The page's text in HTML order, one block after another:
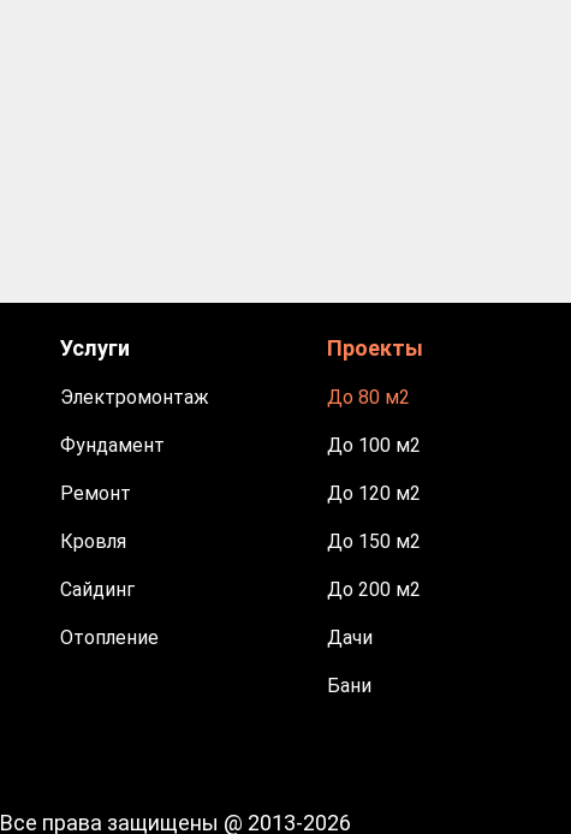
Услуги
Электромонтаж
Фундамент
Ремонт
Кровля
Сайдинг
Отопление
Проекты
До 80 м2
До 100 м2
До 120 м2
До 150 м2
До 200 м2
Дачи
Бани
Все права защищены @ 2013-2026